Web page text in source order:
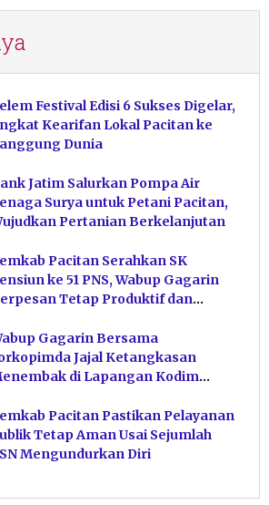
Festival Edisi 6 Sukses Digelar,
Kearifan Lokal Pacitan ke
Dunia
Jatim Salurkan Pompa Air
Surya untuk Petani Pacitan,
Pertanian Berkelanjutan
Pacitan Serahkan SK
ke 51 PNS, Wabup Gagarin
Tetap Produktif dan
Gagarin Bersama
Jajal Ketangkasan
di Lapangan Kodim
Pacitan Pastikan Pelayanan
Tetap Aman Usai Sejumlah
Mengundurkan Diri